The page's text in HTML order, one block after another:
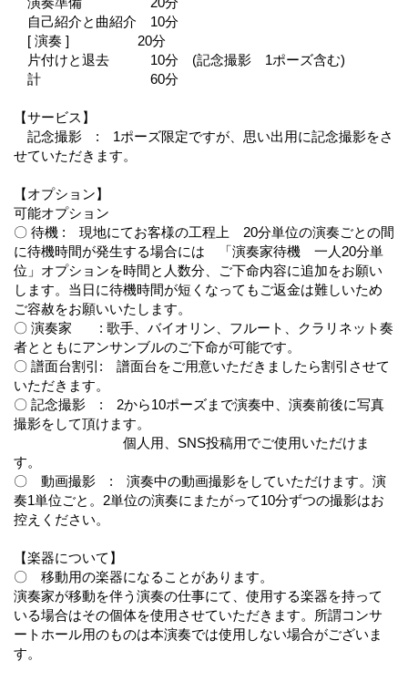
自己紹介と曲紹介 10分
[ 演奏 ] 20分
片付けと退去 10分 (記念撮影 1ポーズ含む)
計 60分
【サービス】
記念撮影 : 1ポーズ限定ですが、思い出用に記念撮影をさ
せていただきます。
【オプション】
可能オプション
〇 待機 : 現地にてお客様の工程上 20分単位の演奏ごとの間
に待機時間が発生する場合には 「演奏家待機 一人20分単
位」オプションを時間と人数分、ご下命内容に追加をお願い
します。当日に待機時間が短くなってもご返金は難しいため
ご容赦をお願いいたします。
〇 演奏家 : 歌手、バイオリン、フルート、クラリネット奏
者とともにアンサンブルのご下命が可能です。
〇 譜面台割引: 譜面台をご用意いただきましたら割引させて
いただきます。
〇 記念撮影 : 2から10ポーズまで演奏中、演奏前後に写真
撮影をして頂けます。
個人用、SNS投稿用でご使用いただけま
す。
〇 動画撮影 : 演奏中の動画撮影をしていただけます。演
奏1単位ごと。2単位の演奏にまたがって10分ずつの撮影はお
控えください。
【楽器について】
〇 移動用の楽器になることがあります。
演奏家が移動を伴う演奏の仕事にて、使用する楽器を持って
いる場合はその個体を使用させていただきます。所謂コンサ
ートホール用のものは本演奏では使用しない場合がございま
す。